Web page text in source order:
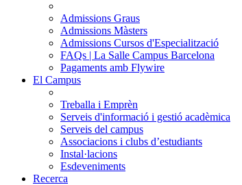
Admissions Graus
Admissions Màsters
Admissions Cursos d'Especialització
FAQs | La Salle Campus Barcelona
Pagaments amb Flywire
El Campus
Treballa i Emprèn
Serveis d'informació i gestió acadèmica
Serveis del campus
Associacions i clubs d’estudiants
Instal·lacions
Esdeveniments
Recerca